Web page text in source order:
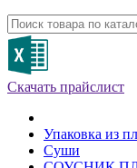
Скачать прайслист
Упаковка из
Суши